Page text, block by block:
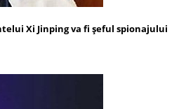
Xi Jinping va fi șeful spionajului